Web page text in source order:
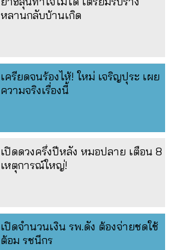
หลานกลับบ้านเกิด
เครียดจนร้องไห้! ใหม่ เจริญปุระ เผย
ความจริงเรื่องนี้
เปิดดวงครึ่งปีหลัง หมอปลาย เตือน 8
เหตุการณ์ใหญ่!
เปิดจำนวนเงิน รพ.ดัง ต้องจ่ายชดใช้
ต้อม รชนีกร